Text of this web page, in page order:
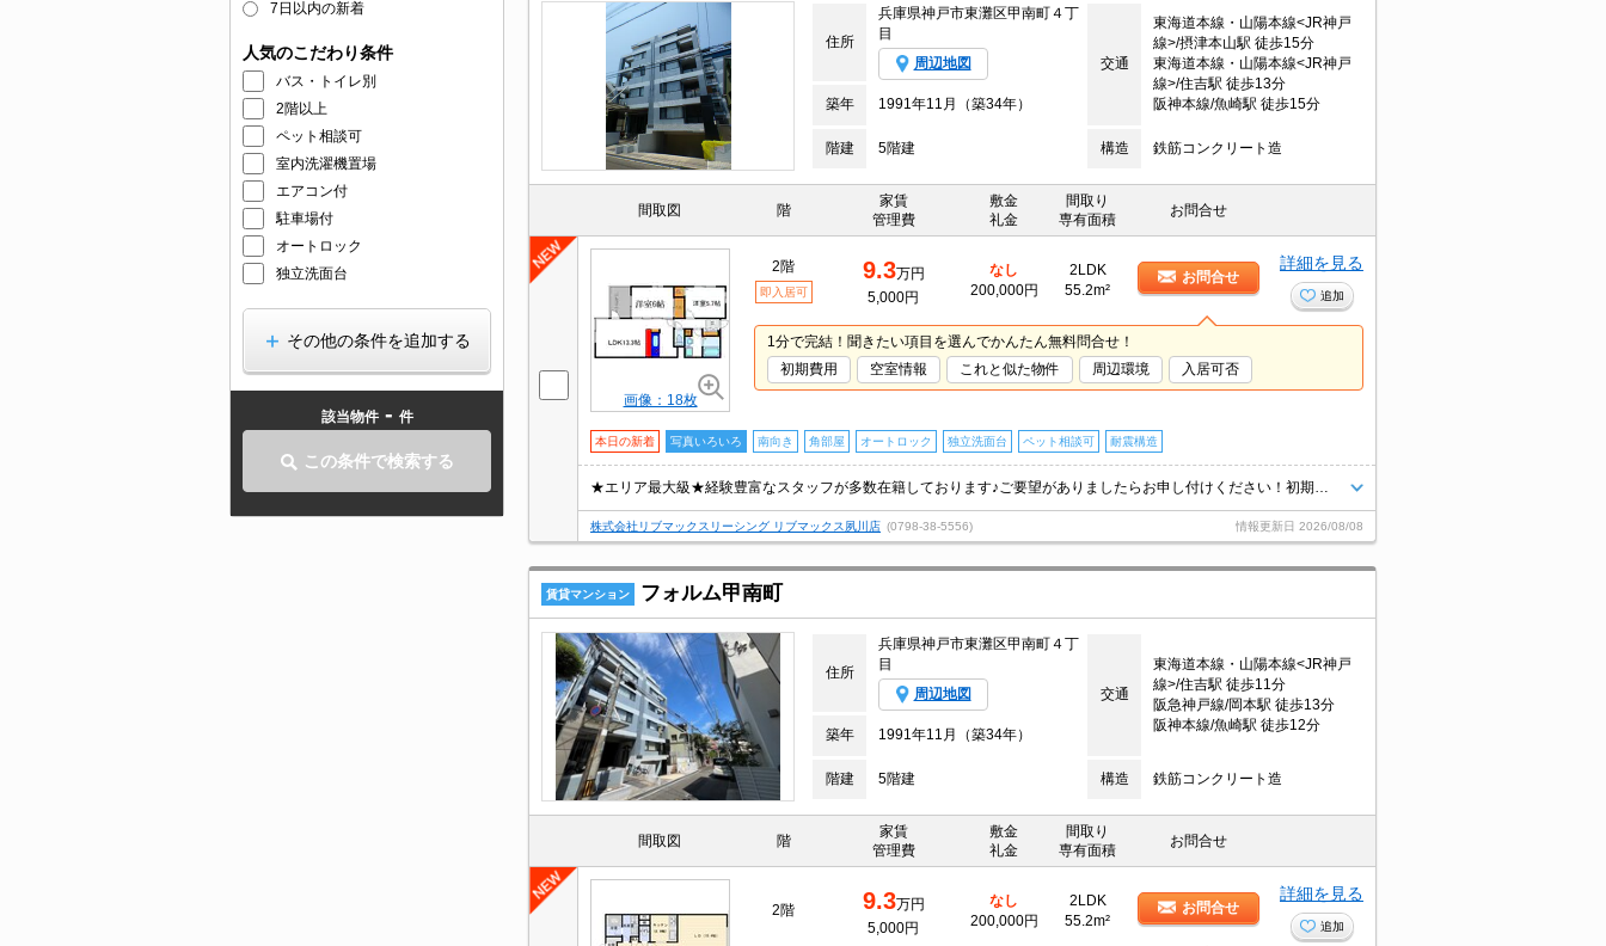
7日以内の新着
人気のこだわり条件
バス・トイレ別
2階以上
ペット相談可
室内洗濯機置場
エアコン付
駐車場付
オートロック
独立洗面台
その他の条件を追加する
該当物件 - 件
この条件で検索する
住所
兵庫県神戸市東灘区甲南町４丁
目
周辺地図 交通
東海道本線・山陽本線<JR神戸
線>/摂津本山駅 徒歩15分
東海道本線・山陽本線<JR神戸
線>/住吉駅 徒歩13分
阪神本線/魚崎駅 徒歩15分
築年 1991年11月（築34年）
階建 5階建 構造 鉄筋コンクリート造
間取図 階
家賃
管理費
敷金
礼金
間取り
専有面積
お問合せ
画像：18枚
2階
即入居可
9.3万円
5,000円
なし
200,000円
2LDK
55.2m²
お問合せ
詳細を見る
追加
1分で完結！聞きたい項目を選んでかんたん無料問合せ！
初期費用
空室情報 これと似た物件 周辺環境 入居可否
本日の新着 写真いろいろ 南向き 角部屋 オートロック 独立洗面台 ペット相談可 耐震構造
株式会社リブマックスリーシング リブマックス夙川店 (0798-38-5556) 情報更新日 2026/08/08
賃貸マンション フォルム甲南町
住所
兵庫県神戸市東灘区甲南町４丁
目
周辺地図 交通
東海道本線・山陽本線<JR神戸
線>/住吉駅 徒歩11分
阪急神戸線/岡本駅 徒歩13分
阪神本線/魚崎駅 徒歩12分
築年 1991年11月（築34年）
階建 5階建 構造 鉄筋コンクリート造
間取図 階
家賃
管理費
敷金
礼金
間取り
専有面積
お問合せ
2階 9.3万円
5,000円
なし
200,000円
2LDK
55.2m²
お問合せ
詳細を見る
追加